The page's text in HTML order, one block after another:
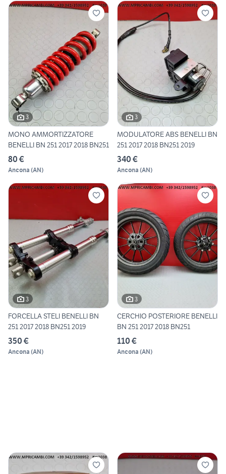
3
MONO AMMORTIZZATORE
BENELLI BN 251 2017 2018 BN251
80 €
Ancona (AN)
3
MODULATORE ABS BENELLI BN
251 2017 2018 BN251 2019
340 €
Ancona (AN)
3
FORCELLA STELI BENELLI BN
251 2017 2018 BN251 2019
350 €
Ancona (AN)
3
CERCHIO POSTERIORE BENELLI
BN 251 2017 2018 BN251
110 €
Ancona (AN)